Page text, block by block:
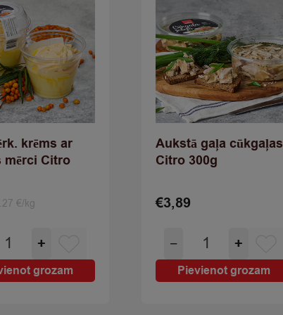
krēms ar
mērci Citro
€/kg
Smiltsērk.
krēms
vaniļas
+
grozam
Aukstā gaļa cūkgaļas
Citro 300g
€3,89
−
Aukstā
gaļa
cūkgaļas
Citro
+
Pievienot grozam